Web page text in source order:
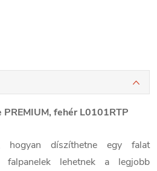
fehér L0101RTP
hogyan díszíthetne egy falat
lehetnek a legjobb